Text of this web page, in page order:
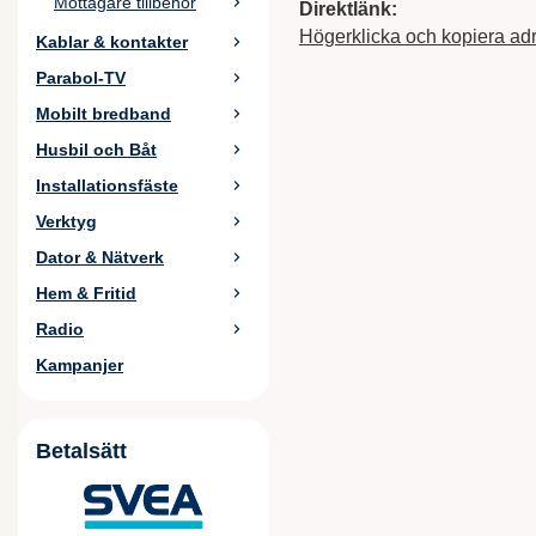
Kablar & kontakter
Parabol-TV
Mobilt bredband
Husbil och Båt
Installationsfäste
Verktyg
Dator & Nätverk
Hem & Fritid
Radio
Kampanjer
Betalsätt
Direktlänk:
Högerklicka och kopiera